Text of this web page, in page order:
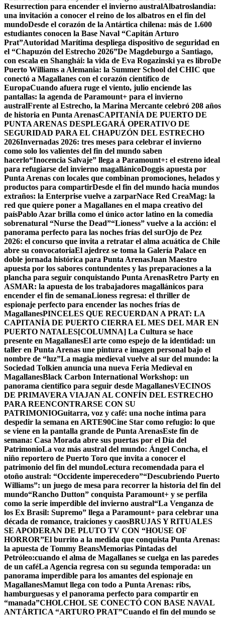
Resurrection para encender el invierno australAlbatroslandia:
una invitación a conocer el reino de los albatros en el fin del
mundoDesde el corazón de la Antártica chilena: más de 1.600
estudiantes conocen la Base Naval “Capitán Arturo
Prat”Autoridad Marítima despliega dispositivo de seguridad en
el “Chapuzón del Estrecho 2026”De Magdeburgo a Santiago,
con escala en Shanghái: la vida de Eva Rogazinski ya es libroDe
Puerto Williams a Alemania: la Summer School del CHIC que
conectó a Magallanes con el corazón científico de
EuropaCuando afuera ruge el viento, julio enciende las
pantallas: la agenda de Paramount+ para el invierno
australFrente al Estrecho, la Marina Mercante celebró 208 años
de historia en Punta ArenasCAPITANÍA DE PUERTO DE
PUNTA ARENAS DESPLEGARÁ OPERATIVO DE
SEGURIDAD PARA EL CHAPUZÓN DEL ESTRECHO
2026Invernadas 2026: tres meses para celebrar el invierno
como solo los valientes del fin del mundo saben
hacerlo“Inocencia Salvaje” llega a Paramount+: el estreno ideal
para refugiarse del invierno magallánicoDoggis apuesta por
Punta Arenas con locales que combinan promociones, helados y
productos para compartirDesde el fin del mundo hacia mundos
extraños: la Enterprise vuelve a zarparNace Red CreaMag: la
red que quiere poner a Magallanes en el mapa creativo del
paísPablo Azar brilla como el único actor latino en la comedia
sobrenatural “Nurse the Dead”“Lioness” vuelve a la acción: el
panorama perfecto para las noches frías del surOjo de Pez
2026: el concurso que invita a retratar el alma acuática de Chile
abre su convocatoriaEl ajedrez se toma la Galería Palace en
doble jornada histórica para Punta ArenasJuan Maestro
apuesta por los sabores contundentes y las preparaciones a la
plancha para seguir conquistando Punta ArenasRetro Party en
ASMAR: la apuesta de los trabajadores magallánicos para
encender el fin de semanaLioness regresa: el thriller de
espionaje perfecto para encender las noches frías de
MagallanesPINCELES QUE RECUERDAN A PRAT: LA
CAPITANÍA DE PUERTO CIERRA EL MES DEL MAR EN
PUERTO NATALES[COLUMNA] La Cultura se hace
presente en MagallanesEl arte como espejo de la identidad: un
taller en Punta Arenas une pintura e imagen personal bajo el
nombre de “luz”La magia medieval vuelve al sur del mundo: la
Sociedad Tolkien anuncia una nueva Feria Medieval en
MagallanesBlack Carbon International Workshop: un
panorama científico para seguir desde MagallanesVECINOS
DE PRIMAVERA VIAJAN AL CONFÍN DEL ESTRECHO
PARA REENCONTRARSE CON SU
PATRIMONIOGuitarra, voz y café: una noche íntima para
despedir la semana en ARTE90Cine Star como refugio: lo que
se viene en la pantalla grande de Punta ArenasEste fin de
semana: Casa Morada abre sus puertas por el Día del
PatrimonioLa voz más austral del mundo: Ángel Concha, el
niño reportero de Puerto Toro que invita a conocer el
patrimonio del fin del mundoLectura recomendada para el
otoño austral: “Occidente imperecedero”“Descubriendo Puerto
Williams”: un juego de mesa para recorrer la historia del fin del
mundo“Rancho Dutton” conquista Paramount+ y se perfila
como la serie imperdible del invierno austral“La Venganza de
los Ex Brasil: Supremo” llega a Paramount+ para celebrar una
década de romance, traiciones y caosBRUJAS Y RITUALES
SE APODERAN DE PLUTO TV CON “HOUSE OF
HORROR”El burrito a la medida que conquista Punta Arenas:
la apuesta de Tommy BeansMemorias Pintadas del
Petróleo:cuando el alma de Magallanes se cuelga en las paredes
de un caféLa Agencia regresa con su segunda temporada: un
panorama imperdible para los amantes del espionaje en
MagallanesMamut llega con todo a Punta Arenas: ribs,
hamburguesas y el panorama perfecto para compartir en
“manada”CHOLCHOL SE CONECTÓ CON BASE NAVAL
ANTÁRTICA “ARTURO PRAT”Cuando el fin del mundo se